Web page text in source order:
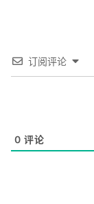
订阅评论
0 评论